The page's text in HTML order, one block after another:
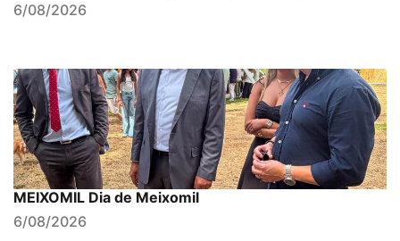
6/08/2026
MEIXOMIL Dia de Meixomil
6/08/2026